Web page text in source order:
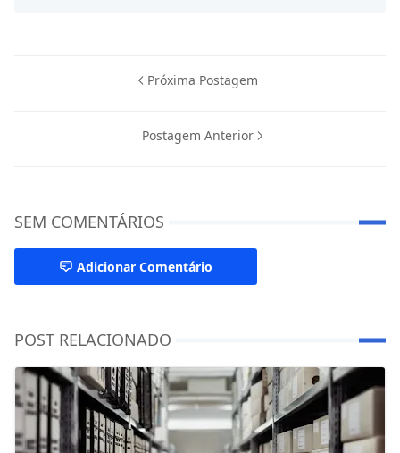
Próxima Postagem
Postagem Anterior
SEM COMENTÁRIOS
Adicionar Comentário
POST RELACIONADO